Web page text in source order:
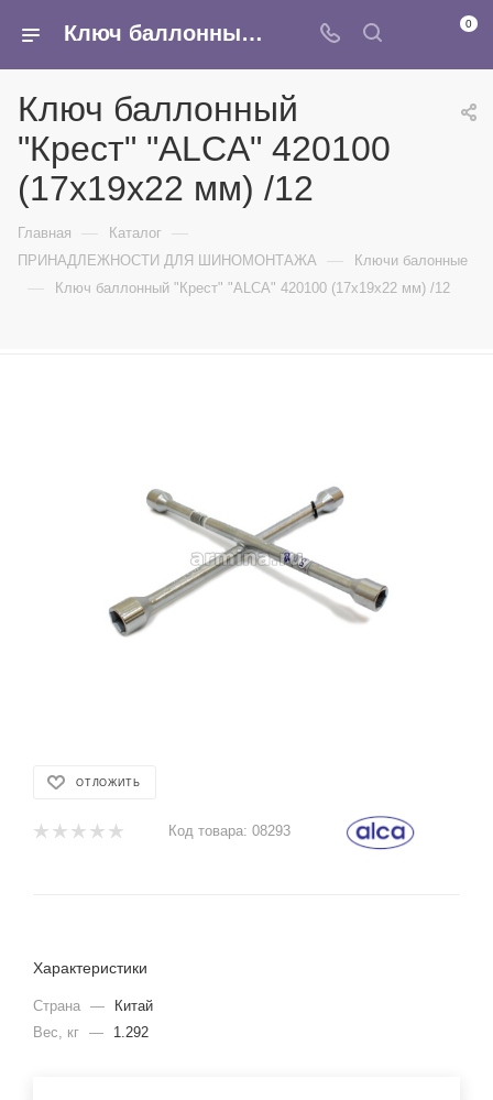
Ключ баллонный "Крест" "ALCА" 420100 (17х19х22 мм) /12 - купить в интернет-магазине Армина 0
Ключ баллонный
"Крест" "ALCА" 420100
(17х19х22 мм) /12
Главная — Каталог —
ПРИНАДЛЕЖНОСТИ ДЛЯ ШИНОМОНТАЖА — Ключи балонные
— Ключ баллонный "Крест" "ALCА" 420100 (17х19х22 мм) /12
ОТЛОЖИТЬ
Код товара: 08293
Характеристики
Страна —
Китай
Вес, кг — 1.292